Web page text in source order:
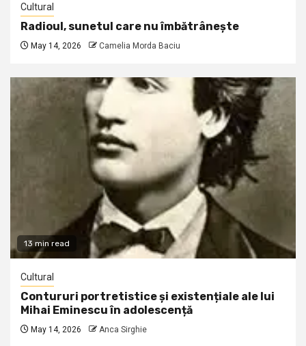
Cultural
Radioul, sunetul care nu îmbătrânește
May 14, 2026 Camelia Morda Baciu
13 min read
Cultural
Contururi portretistice și existențiale ale lui
Mihai Eminescu în adolescență
May 14, 2026 Anca Sirghie